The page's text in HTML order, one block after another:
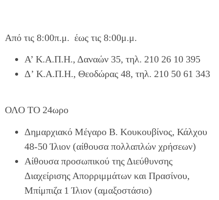
Από τις 8:00π.μ. έως τις 8:00μ.μ.
Α’ Κ.Α.Π.Η., Δαναών 35, τηλ. 210 26 10 395
Δ’ Κ.Α.Π.Η., Θεοδώρας 48, τηλ. 210 50 61 343
ΟΛΟ ΤΟ 24ωρο
Δημαρχιακό Μέγαρο Β. Κουκουβίνος, Κάλχου
48-50 Ίλιον (αίθουσα πολλαπλών χρήσεων)
Αίθουσα προσωπικού της Διεύθυνσης
Διαχείρισης Απορριμμάτων και Πρασίνου,
Μπίμπιζα 1 Ίλιον (αμαξοστάσιο)